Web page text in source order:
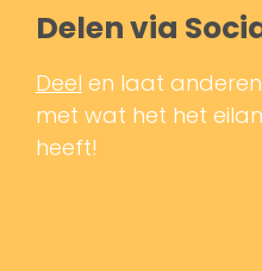
Delen via
Deel en laat
met wat het het
heeft!